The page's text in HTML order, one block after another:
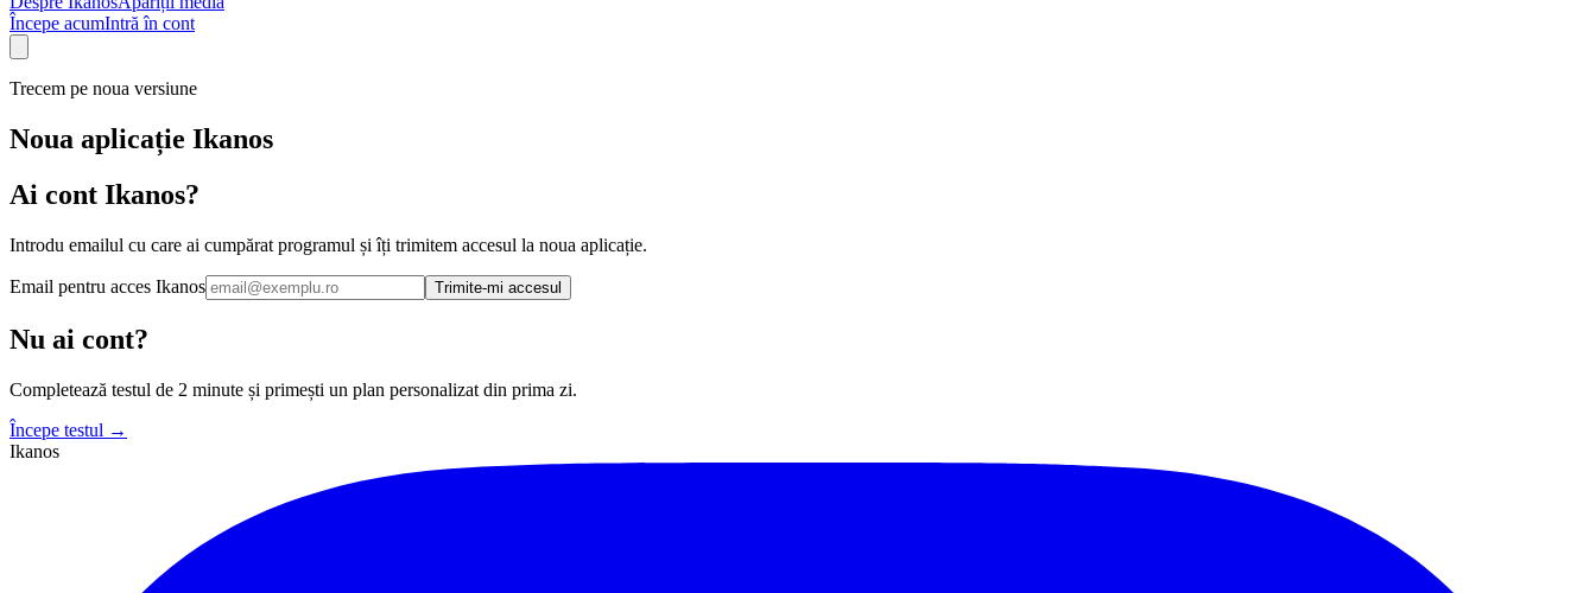
Începe acumIntră în cont
Trecem pe noua versiune
Noua aplicație Ikanos
Ai cont Ikanos?
Introdu emailul cu care ai cumpărat programul și îți trimitem accesul la noua aplicație.
Email pentru acces Ikanos Trimite-mi accesul
Nu ai cont?
Completează testul de 2 minute și primești un plan personalizat din prima zi.
Începe testul →
Ikanos